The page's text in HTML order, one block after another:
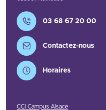
Contact
03 68 67 20 00
Contactez-nous
Horaires
CCI Campus Alsace